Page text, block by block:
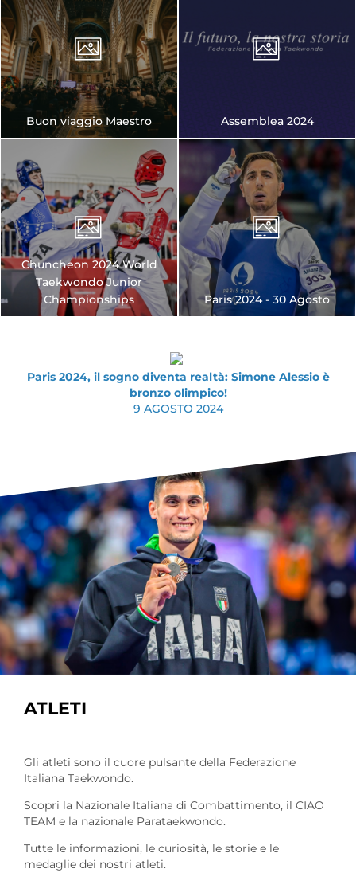
Buon viaggio Maestro Assemblea 2024
Chuncheon 2024 World
Taekwondo Junior
Championships
Paris 2024 - 30 Agosto
Paris 2024, il sogno diventa realtà: Simone Alessio è
bronzo olimpico!
9 AGOSTO 2024
ATLETI
Gli atleti sono il cuore pulsante della Federazione
Italiana Taekwondo.
Scopri la Nazionale Italiana di Combattimento, il CIAO
TEAM e la nazionale Parataekwondo.
Tutte le informazioni, le curiosità, le storie e le
medaglie dei nostri atleti.